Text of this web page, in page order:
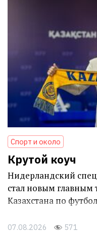
Спорт и около
Крутой коуч
Нидерландский
стал новым главным
Казахстана по
07.08.2026 571